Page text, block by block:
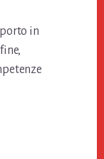
in